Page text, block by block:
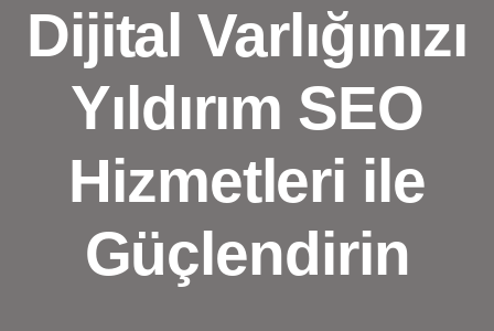
Dijital Varlığınızı
Yıldırım SEO
Hizmetleri ile
Güçlendirin